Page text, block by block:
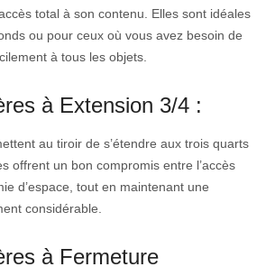
total à son contenu. Elles sont idéales
ou pour ceux où vous avez besoin de
à tous les objets.
à Extension 3/4 :
au tiroir de s’étendre aux trois quarts
offrent un bon compromis entre l’accès
d’espace, tout en maintenant une
considérable.
à Fermeture